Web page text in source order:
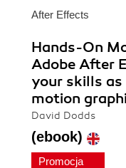
After Effects
Hands-On
Adobe After
your skills
motion
David Dodds
(ebook)
Promocja